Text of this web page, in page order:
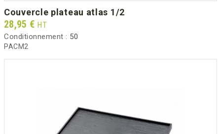
couvercle plateau atlas 1/2
Prix
28,95 € HT
Conditionnement : 50
PACM2